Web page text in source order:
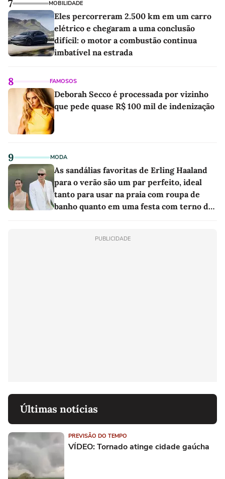
7 MOBILIDADE
Eles percorreram 2.500 km em um carro
elétrico e chegaram a uma conclusão
difícil: o motor a combustão continua
imbatível na estrada
8 FAMOSOS
Deborah Secco é processada por vizinho
que pede quase R$ 100 mil de indenização
9 MODA
As sandálias favoritas de Erling Haaland
para o verão são um par perfeito, ideal
tanto para usar na praia com roupa de
banho quanto em uma festa com terno de
PUBLICIDADE
Últimas notícias
PREVISÃO DO TEMPO
VÍDEO: Tornado atinge cidade gaúcha